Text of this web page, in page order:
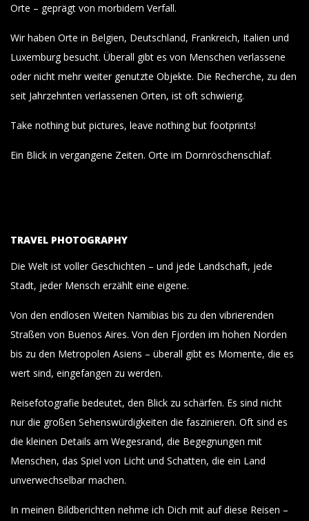
Orte – geprägt von morbidem Verfall.
Wir haben Orte in Belgien, Deutschland, Frankreich, Italien und
Luxemburg besucht. Überall gibt es von Menschen verlassene
oder nicht mehr weiter genutzte Objekte. Die Recherche, zu den
seit Jahrzehnten verlassenen Orten, ist oft schwierig.
Take nothing but pictures, leave nothing but footprints!
Ein Blick in vergangene Zeiten. Orte im Dornröschenschlaf.
TRAVEL PHOTOGRAPHY
Die Welt ist voller Geschichten – und jede Landschaft, jede
Stadt, jeder Mensch erzählt eine eigene.
Von den endlosen Weiten Namibias bis zu den vibrierenden
Straßen von Buenos Aires. Von den Fjorden im hohen Norden
bis zu den Metropolen Asiens – überall gibt es Momente, die es
wert sind, eingefangen zu werden.
Reisefotografie bedeutet, den Blick zu schärfen. Es sind nicht
nur die großen Sehenswürdigkeiten die faszinieren. Oft sind es
die kleinen Details am Wegesrand, die Begegnungen mit
Menschen, das Spiel von Licht und Schatten, die ein Land
unverwechselbar machen.
In meinen Bildberichten nehme ich Dich mit auf diese Reisen –